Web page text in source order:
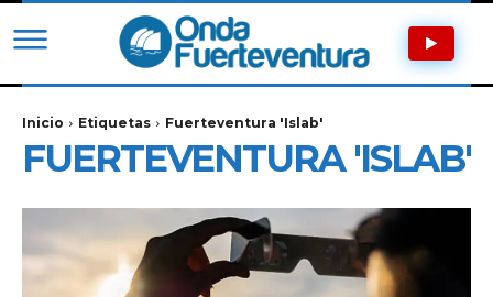
Inicio Etiquetas Fuerteventura 'Islab'
FUERTEVENTURA 'ISLAB'